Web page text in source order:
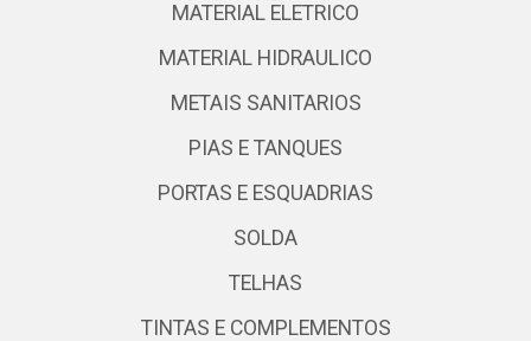
MATERIAL ELETRICO
MATERIAL HIDRAULICO
METAIS SANITARIOS
PIAS E TANQUES
PORTAS E ESQUADRIAS
SOLDA
TELHAS
TINTAS E COMPLEMENTOS